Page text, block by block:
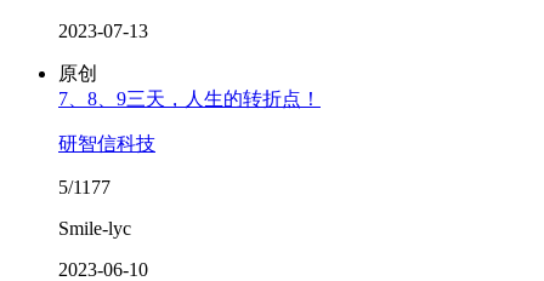
2023-07-13
原创
7、8、9三天，人生的转折点！
研智信科技
5/1177
Smile-lyc
2023-06-10